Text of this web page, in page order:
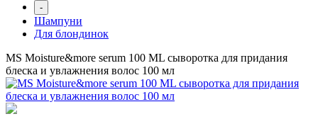
-
Шампуни
Для блондинок
MS Moisture&more serum 100 ML сыворотка для придания
блеска и увлажнения волос 100 мл